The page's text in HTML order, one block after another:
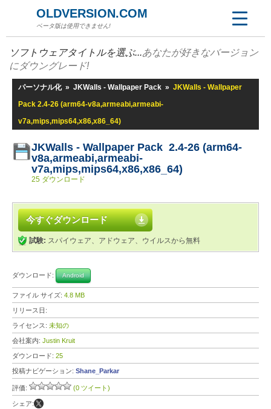
OLDVERSION.COM
ベータ版は使用できません!
ソフトウェアタイトルを選ぶ...あなたが好きなバージョン
にダウングレード!
パーソナル化 » JKWalls - Wallpaper Pack » JKWalls - Wallpaper
Pack 2.4-26 (arm64-v8a,armeabi,armeabi-
v7a,mips,mips64,x86,x86_64)
JKWalls - Wallpaper Pack 2.4-26 (arm64-
v8a,armeabi,armeabi-
v7a,mips,mips64,x86,x86_64)
25 ダウンロード
今すぐダウンロード
試験: スパイウェア、アドウェア、ウイルスから無料
ダウンロード: Android
ファイル サイズ: 4.8 MB
リリース日:
ライセンス: 未知の
会社案内: Justin Kruit
ダウンロード: 25
投稿ナビゲーション: Shane_Parkar
評価: (0 ツイート)
シェア: